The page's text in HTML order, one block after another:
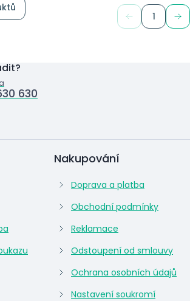
1
630
Nakupování
Doprava a platba
Obchodní podmínky
Reklamace
Odstoupení od smlouvy
Ochrana osobních údajů
Nastavení soukromí